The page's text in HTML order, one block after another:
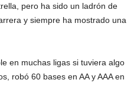
pero ha sido un ladrón de
y siempre ha mostrado una
en muchas ligas si tuviera algo
robó 60 bases en AA y AAA en